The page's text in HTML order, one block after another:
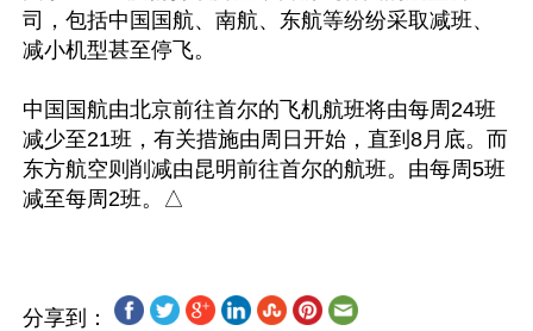
司，包括中国国航、南航、东航等纷纷采取减班、
减小机型甚至停飞。
中国国航由北京前往首尔的飞机航班将由每周24班
减少至21班，有关措施由周日开始，直到8月底。而
东方航空则削减由昆明前往首尔的航班。由每周5班
分享到：